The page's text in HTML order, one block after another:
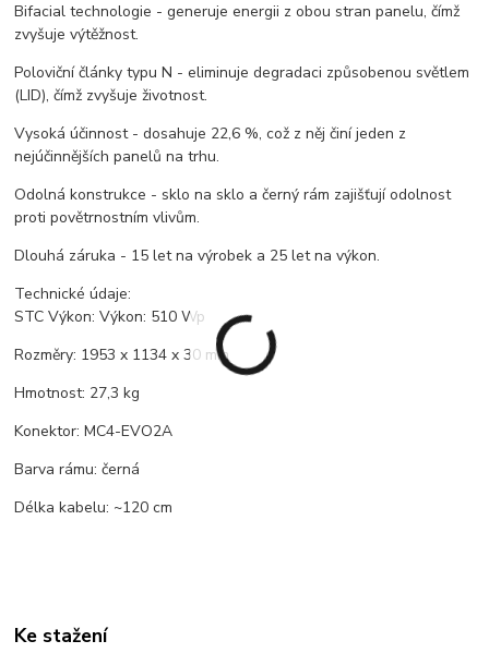
Bifacial technologie - generuje energii z obou stran panelu, čímž
zvyšuje výtěžnost.
Poloviční články typu N - eliminuje degradaci způsobenou světlem
(LID), čímž zvyšuje životnost.
Vysoká účinnost - dosahuje 22,6 %, což z něj činí jeden z
nejúčinnějších panelů na trhu.
Odolná konstrukce - sklo na sklo a černý rám zajišťují odolnost
proti povětrnostním vlivům.
Dlouhá záruka - 15 let na výrobek a 25 let na výkon.
Technické údaje:
STC Výkon: Výkon: 510 Wp
Rozměry: 1953 x 1134 x 30 mm
Hmotnost: 27,3 kg
Konektor: MC4-EVO2A
Barva rámu: černá
Délka kabelu: ~120 cm
Ke stažení